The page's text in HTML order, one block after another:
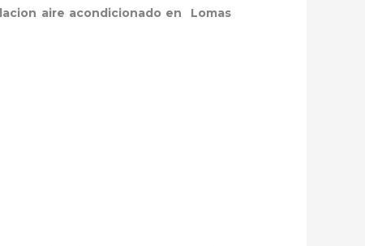
aire acondicionado en Lomas